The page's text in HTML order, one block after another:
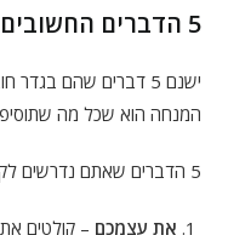
5 הדברים החשובים ביותר לקחת
ישנם 5 דברים שהם
המנחה הוא שכל מה
5 הדברים שאתם נדרשים לקחת הם:
את עצמכם